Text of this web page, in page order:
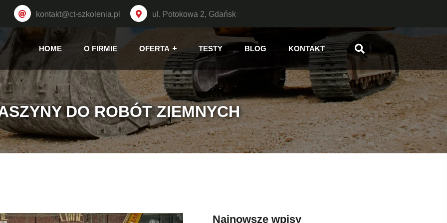
kontakt@ct-szkolenia.pl ul. Potokowa 2, Gdańsk
HOME O FIRMIE OFERTA TESTY BLOG KONTAKT
DO ROBÓT ZIEMNYCH
Najnowsze wpisy